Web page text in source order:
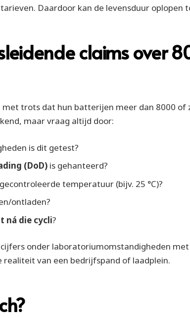
Daardoor kan de levensduur oplopen
claims over
trots dat hun batterijen meer dan 8000 of
maar vraag altijd door:
is dit getest?
(DoD) is gehanteerd?
temperatuur (bijv. 25 °C)?
ontladen?
ná die cycli?
onder laboratoriumomstandigheden
realiteit van een bedrijfspand of laadplein.